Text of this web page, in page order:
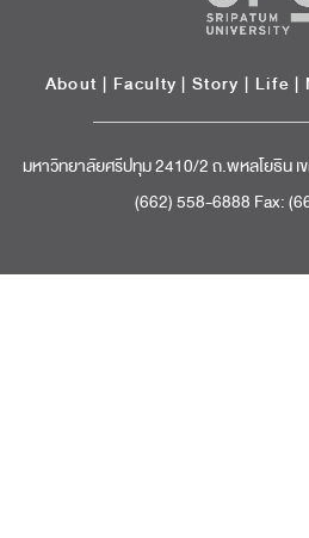
About | Faculty | Story | Life |
มหาวิทยาลัยศรีปทุม 2410/2 ถ.พหลโยธิน เ
(662) 558-6888 Fax: